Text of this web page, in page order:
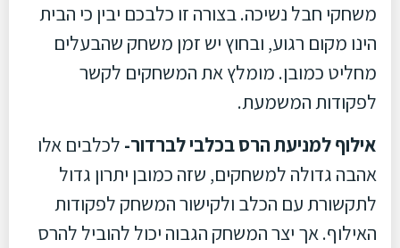
משחקי חבל נשיכה. בצורה זו כלבכם יבין כי הבית
הינו מקום רגוע, ובחוץ יש זמן משחק שהבעלים
מחליט כמובן. מומלץ את המשחקים לקשר
לפקודות המשמעת.
אילוף למניעת הרס בכלבי לברדור-לכלבים אלו
אהבה גדולה למשחקים, שזה כמובן יתרון גדול
לתקשורת עם הכלב ולקישור המשחק לפקודות
האילוף. אך יצר המשחק הגבוה יכול להוביל להרס